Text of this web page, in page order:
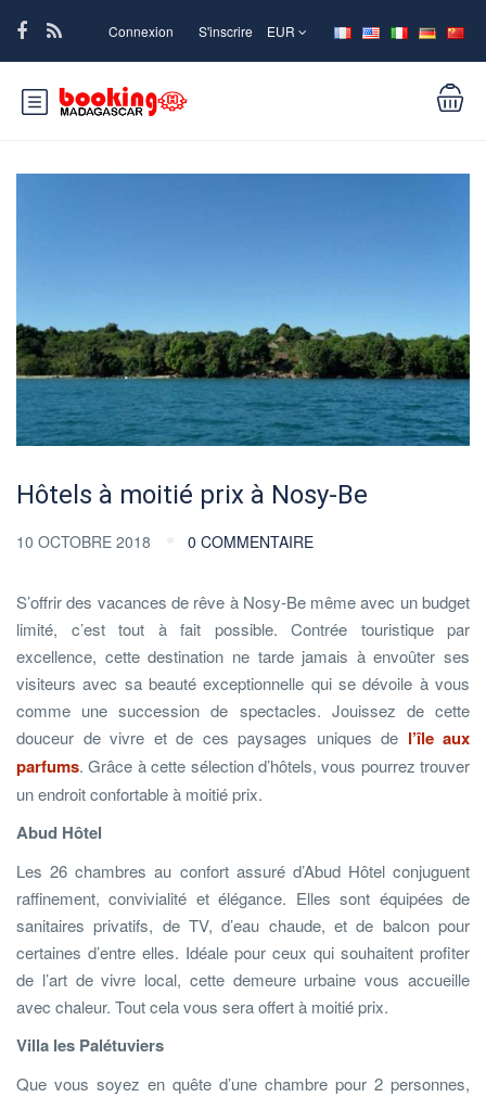
Connexion S'inscrire EUR
Hôtels à moitié prix à Nosy-Be
10 OCTOBRE 2018 0 COMMENTAIRE
S’offrir des vacances de rêve à Nosy-Be même avec un budget
limité, c’est tout à fait possible. Contrée touristique par
excellence, cette destination ne tarde jamais à envoûter ses
visiteurs avec sa beauté exceptionnelle qui se dévoile à vous
comme une succession de spectacles. Jouissez de cette
douceur de vivre et de ces paysages uniques de l’île aux
parfums. Grâce à cette sélection d’hôtels, vous pourrez trouver
un endroit confortable à moitié prix.
Abud Hôtel
Les 26 chambres au confort assuré d’Abud Hôtel conjuguent
raffinement, convivialité et élégance. Elles sont équipées de
sanitaires privatifs, de TV, d’eau chaude, et de balcon pour
certaines d’entre elles. Idéale pour ceux qui souhaitent profiter
de l’art de vivre local, cette demeure urbaine vous accueille
avec chaleur. Tout cela vous sera offert à moitié prix.
Villa les Palétuviers
Que vous soyez en quête d’une chambre pour 2 personnes,